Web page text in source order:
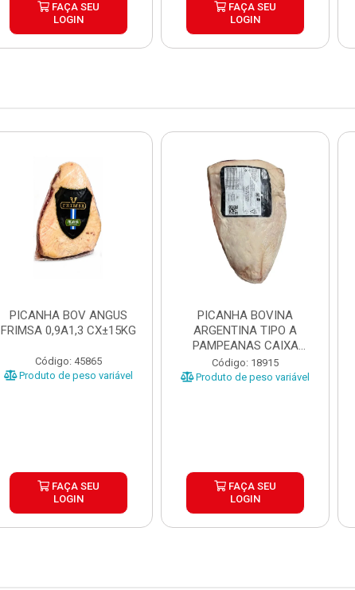
FAÇA SEU
LOGIN
FAÇA SEU
LOGIN
PICANHA BOV ANGUS
FRIMSA 0,9A1,3 CX±15KG
Código: 45865
Produto de peso variável
FAÇA SEU
LOGIN
PICANHA BOVINA
ARGENTINA TIPO A
PAMPEANAS CAIXA
±20KG PEÇAS ...
Código: 18915
Produto de peso variável
FAÇA SEU
LOGIN